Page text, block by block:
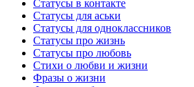
Статусы в контакте
Статусы для аськи
Статусы для одноклассников
Статусы про жизнь
Статусы про любовь
Стихи о любви и жизни
Фразы о жизни